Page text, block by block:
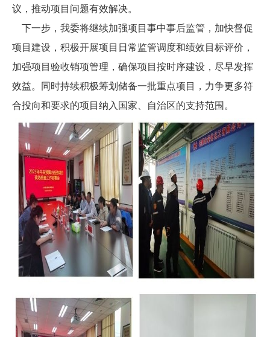
议，推动项目问题有效解决。
下一步，我委将继续加强项目事中事后监管，加快督促
项目建设，积极开展项目日常监管调度和绩效目标评价，
加强项目验收销项管理，确保项目按时序建设，尽早发挥
效益。同时持续积极筹划储备一批重点项目，力争更多符
合投向和要求的项目纳入国家、自治区的支持范围。